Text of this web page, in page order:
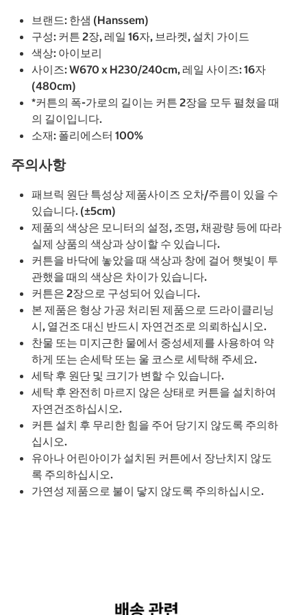
브랜드: 한샘 (Hanssem)
구성: 커튼 2장, 레일 16자, 브라켓, 설치 가이드
색상: 아이보리
사이즈:W670 x H230/240cm, 레일 사이즈: 16자
(480cm)
*커튼의 폭-가로의 길이는 커튼 2장을 모두 펼쳤을 때
의 길이입니다.
소재: 폴리에스터 100%
주의사항
패브릭 원단 특성상 제품사이즈 오차/주름이 있을 수
있습니다. (±5cm)
제품의 색상은 모니터의 설정, 조명, 채광량 등에 따라
실제 상품의 색상과 상이할 수 있습니다.
커튼을 바닥에 놓았을 때 색상과 창에 걸어 햇빛이 투
관했을 때의 색상은 차이가 있습니다.
커튼은 2장으로 구성되어 있습니다.
본 제품은 형상 가공 처리된 제품으로 드라이클리닝
시, 열건조 대신 반드시 자연건조로 의뢰하십시오.
찬물 또는 미지근한 물에서 중성세제를 사용하여 약
하게 또는 손세탁 또는 울 코스로 세탁해 주세요.
세탁 후 원단 및 크기가 변할 수 있습니다.
세탁 후 완전히 마르지 않은 상태로 커튼을 설치하여
자연건조하십시오.
커튼 설치 후 무리한 힘을 주어 당기지 않도록 주의하
십시오.
유아나 어린아이가 설치된 커튼에서 장난치지 않도
록 주의하십시오.
가연성 제품으로 불이 닿지 않도록 주의하십시오.